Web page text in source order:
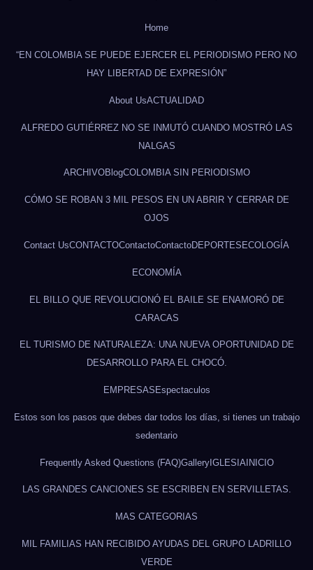
Home
“EN COLOMBIA SE PUEDE EJERCER EL PERIODISMO PERO NO
HAY LIBERTAD DE EXPRESIÓN”
About UsACTUALIDAD
ALFREDO GUTIÉRREZ NO SE INMUTÓ CUANDO MOSTRÓ LAS
NALGAS
ARCHIVOBlogCOLOMBIA SIN PERIODISMO
CÓMO SE ROBAN 3 MIL PESOS EN UN ABRIR Y CERRAR DE
OJOS
Contact UsCONTACTOContactoContactoDEPORTES ECOLOGÍA
ECONOMÍA
EL BILLO QUE REVOLUCIONÓ EL BAILE SE ENAMORÓ DE
CARACAS
EL TURISMO DE NATURALEZA: UNA NUEVA OPORTUNIDAD DE
DESARROLLO PARA EL CHOCÓ.
EMPRESAS Espectaculos
Estos son los pasos que debes dar todos los días, si tienes un trabajo
sedentario
Frequently Asked Questions (FAQ)GalleryIGLESIAINICIO
LAS GRANDES CANCIONES SE ESCRIBEN EN SERVILLETAS.
MAS CATEGORIAS
MIL FAMILIAS HAN RECIBIDO AYUDAS DEL GRUPO LADRILLO
VERDE